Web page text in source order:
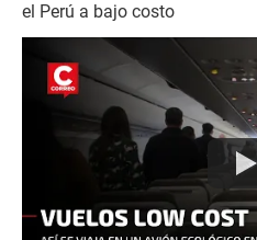
el Perú a bajo costo